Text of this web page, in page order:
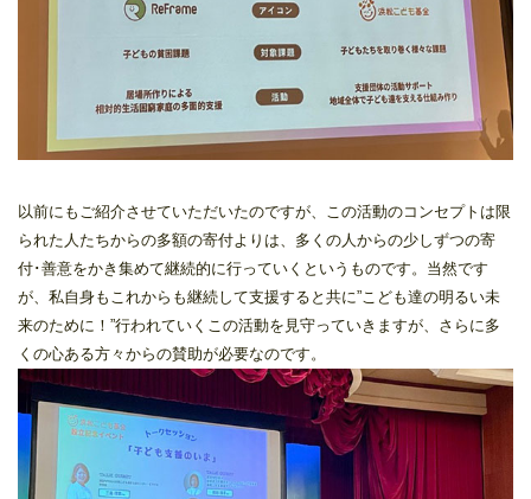
以前にもご紹介させていただいたのですが、この活動のコンセプトは限
られた人たちからの多額の寄付よりは、多くの人からの少しずつの寄
付･善意をかき集めて継続的に行っていくというものです。当然です
が、私自身もこれからも継続して支援すると共に”こども達の明るい未
来のために！”行われていくこの活動を見守っていきますが、さらに多
くの心ある方々からの賛助が必要なのです。